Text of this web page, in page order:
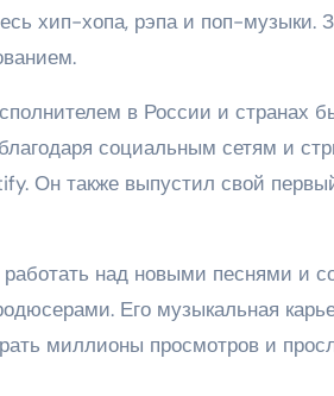
хип-хопа, рэпа и поп-музыки.
в России и странах
социальным сетям и
Он также выпустил свой
над новыми песнями и
Его музыкальная
миллионы просмотров и